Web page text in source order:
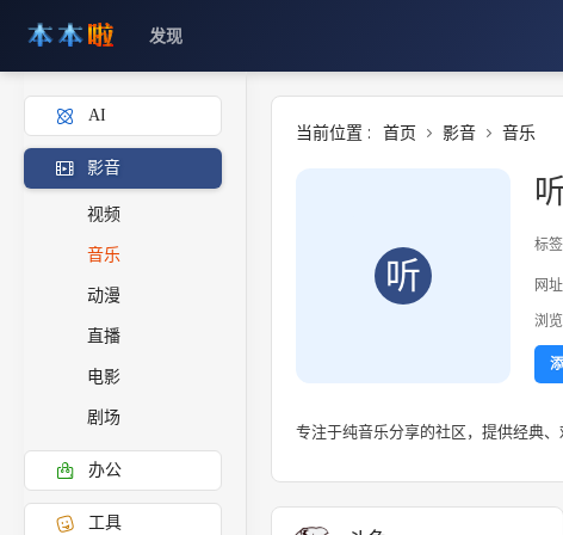
发现
AI
影音
视频
音乐
动漫
直播
电影
剧场
办公
工具
当前位置 : 首页 影音 音乐
听
标签
网址
浏览
专注于纯音乐分享的社区，提供经典